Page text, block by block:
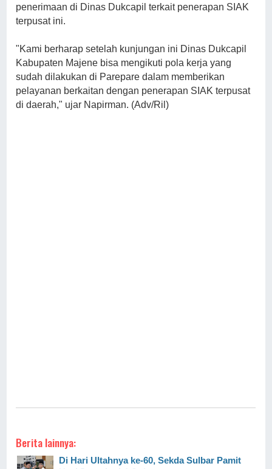
penerimaan di Dinas Dukcapil terkait penerapan SIAK
terpusat ini.
"Kami berharap setelah kunjungan ini Dinas Dukcapil
Kabupaten Majene bisa mengikuti pola kerja yang
sudah dilakukan di Parepare dalam memberikan
pelayanan berkaitan dengan penerapan SIAK terpusat
di daerah," ujar Napirman. (Adv/Ril)
Berita lainnya:
Di Hari Ultahnya ke-60, Sekda Sulbar Pamit